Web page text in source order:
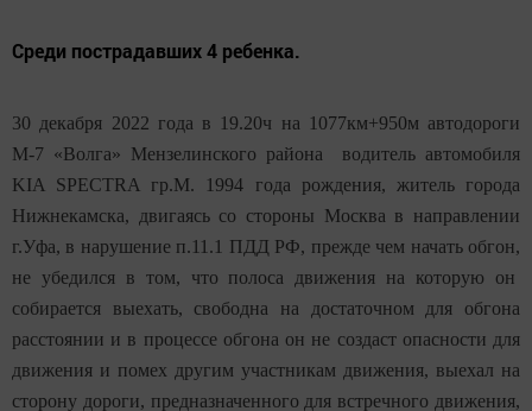
Среди пострадавших 4 ребенка.
30 декабря 2022 года в 19.20ч на 1077км+950м автодороги
М-7 «Волга» Мензелинского района водитель автомобиля
KIA SPECTRA гр.М. 1994 года рождения, житель города
Нижнекамска, двигаясь со стороны Москва в направлении
г.Уфа, в нарушение п.11.1 ПДД РФ, прежде чем начать обгон,
не убедился в том, что полоса движения на которую он
собирается выехать, свободна на достаточном для обгона
расстоянии и в процессе обгона он не создаст опасности для
движения и помех другим участникам движения, выехал на
сторону дороги, предназначенного для встречного движения,